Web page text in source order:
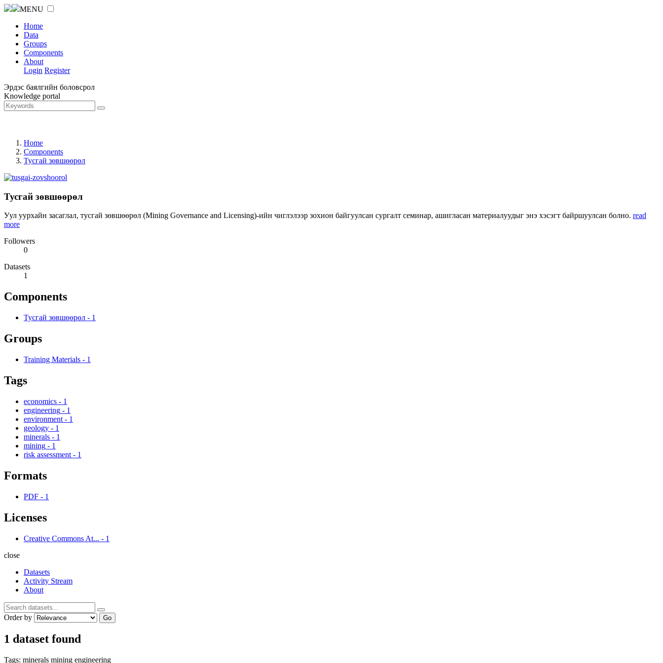
MENU
Home
Data
Groups
Components
About
Login Register
Эрдэс баялгийн боловсрол
Knowledge portal
Home
Components
Тусгай зөвшөөрөл
Тусгай зөвшөөрөл
Уул уурхайн засаглал, тусгай зөвшөөрөл (Mining Governance and Licensing)-ийн чиглэлээр зохион байгуулсан сургалт семинар, ашигласан материалуудыг энэ хэсэгт байршуулсан болно. read
more
Followers
0
Datasets
1
Components
Тусгай зөвшөөрөл - 1
Groups
Training Materials - 1
Tags
economics - 1
engineering - 1
environment - 1
geology - 1
minerals - 1
mining - 1
risk assessment - 1
Formats
PDF - 1
Licenses
Creative Commons At... - 1
close
Datasets
Activity Stream
About
Order by Go
1 dataset found
Tags: minerals mining engineering